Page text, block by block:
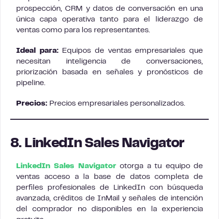
prospección, CRM y datos de conversación en una
única capa operativa tanto para el liderazgo de
ventas como para los representantes.
Ideal para:Equipos de ventas empresariales que
necesitan inteligencia de conversaciones,
priorización basada en señales y pronósticos de
pipeline.
Precios: Precios empresariales personalizados.
8. LinkedIn Sales Navigator
LinkedIn Sales Navigatorotorga a tu equipo de
ventas acceso a la base de datos completa de
perfiles profesionales de LinkedIn con búsqueda
avanzada, créditos de InMail y señales de intención
del comprador no disponibles en la experiencia